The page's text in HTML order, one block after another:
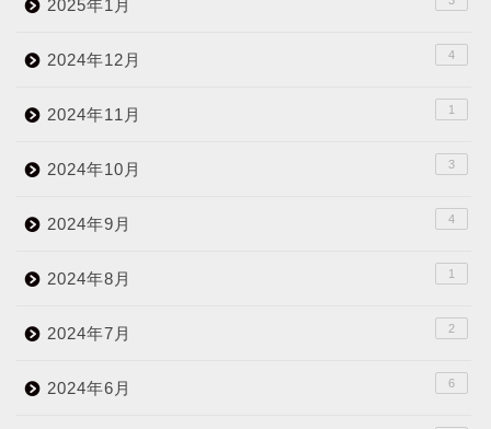
2025年1月
2024年12月 4
2024年11月 1
2024年10月 3
2024年9月 4
2024年8月 1
2024年7月 2
2024年6月 6